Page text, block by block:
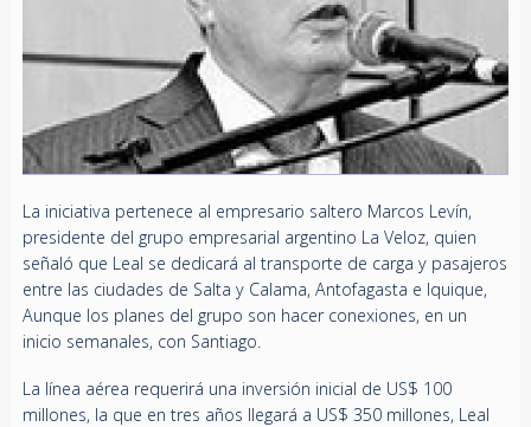
La iniciativa pertenece al empresario saltero Marcos Levín,
presidente del grupo empresarial argentino La Veloz, quien
señaló que Leal se dedicará al transporte de carga y pasajeros
entre las ciudades de Salta y Calama, Antofagasta e Iquique,
Aunque los planes del grupo son hacer conexiones, en un
inicio semanales, con Santiago.
La línea aérea requerirá una inversión inicial de US$ 100
millones, la que en tres años llegará a US$ 350 millones, Leal